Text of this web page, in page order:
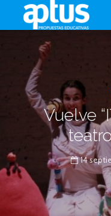
Vuelve
14